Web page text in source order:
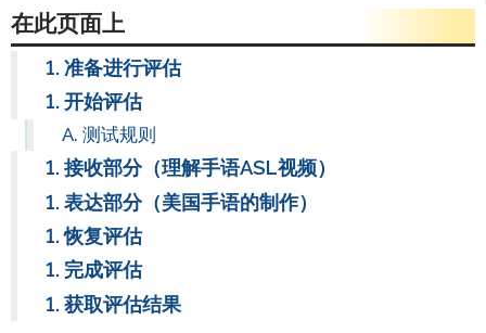
评估技术指南
耳机指南
编写输入指南
编写输入指南
ChromeOS – 虚拟键盘指南
Mac电脑 – 虚拟键盘使用说明
Windows 10 – 虚拟键盘指南
协调员指南
入门指南
STAMP 入门指南
STAMP WS 入门指南
STAMPe 入门指南
SuperLanguage 入门指南
PLACE 入门指南
阿拉伯语熟练度测试（APT）入门指南
STAMP 团队排班指南
个人资料指南
STAMP 个人资料指南
STAMPe 个人资料指南
STAMP 用于CEFR个人能力描述指南
SuperLanguage 测试参与者资料指南
监考指南
STAMP WS 监考指南
STAMPe 监考指南
SHL 监考指南
APT 监考指南
报告指南
STAMP 报告指南
STAMP WS报告指南
STAMPe 报告指南
PLACE 报告指南
自我评估指南
PLACE 自我评估指南
SuperLanguage 自我评估指南
手写写作部分指南
STAMPe 手写写作部分指南
刻度分数指南
STAMP 标准化分数指南
考试参与者指南
STAMP 4S 考试参考指南
STAMP WS测试参考指南
STAMPe 考生指南
STAMP 用于CEFR考试参考指南
STAMP Pro 考试参考指南
STAMP 用于 ASL 考试参考指南
STAMP 为希伯来语考试者指南
在此页面上
准备进行评估
开始评估
测试规则
接收部分（理解手语ASL视频）
表达部分（美国手语的制作）
恢复评估
完成评估
获取评估结果